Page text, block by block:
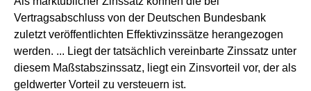
Vertragsabschluss von der Deutschen Bundesbank
zuletzt veröffentlichten Effektivzinssätze herangezogen
werden. ... Liegt der tatsächlich vereinbarte Zinssatz unter
diesem Maßstabszinssatz, liegt ein Zinsvorteil vor, der als
geldwerter Vorteil zu versteuern ist.